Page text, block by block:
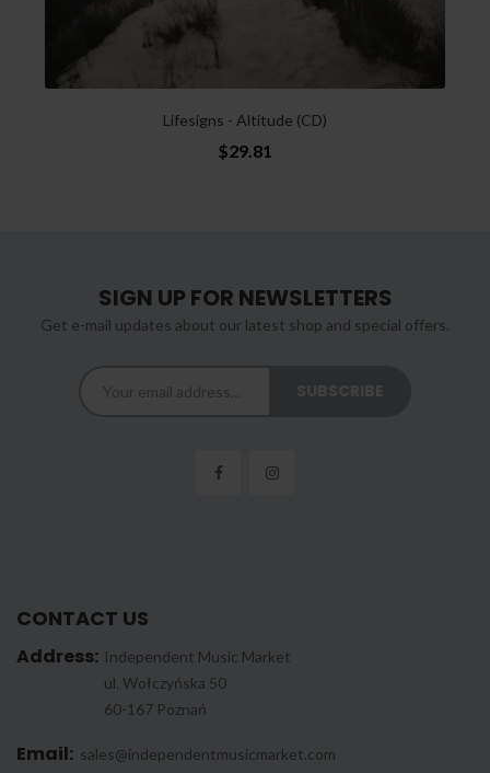
Lifesigns - Altitude (CD)
$29.81
SIGN UP FOR NEWSLETTERS
Get e-mail updates about our latest shop and special offers.
CONTACT US
Address: Independent Music Market
ul. Wołczyńska 50
60-167 Poznań
Email: sales@independentmusicmarket.com